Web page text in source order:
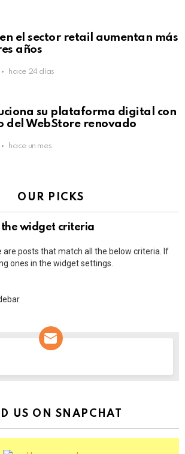
el sector retail aumentan más
años
hace 24 días
su plataforma digital con
del WebStore renovado
hace un mes
OUR PICKS
the widget criteria
are posts that match all the below criteria. If
ones in the widget settings.
US ON SNAPCHAT